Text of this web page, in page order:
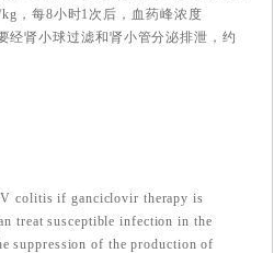
，每8小时1次后，血药峰浓度
经肾小球过滤和肾小管分泌排泄，约
colitis if ganciclovir therapy is
treat susceptible infection in the
suppression of the production of